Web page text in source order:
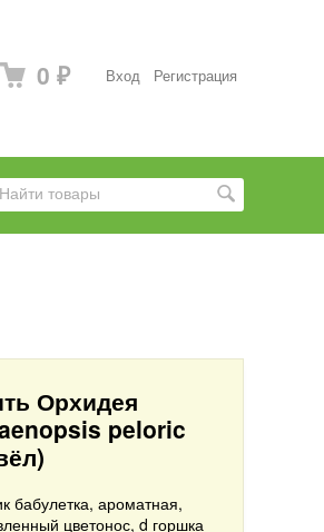
Вход Регистрация
0 ₽
Орхидея
peloric
бабулетка, ароматная,
цветонос, d горшка